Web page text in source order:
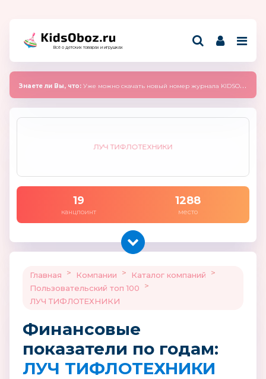
Всё о детских товарах и игрушках
Знаете ли Вы, что: Уже можно скачать новый номер журнала KIDSOBOZ 2025 (сентябрь)
ЛУЧ ТИФЛОТЕХНИКИ
19
канцпоинт
1288
место
Главная > Компании > Каталог компаний
>
Пользовательский топ 100
>
ЛУЧ ТИФЛОТЕХНИКИ
Финансовые
показатели по годам:
ЛУЧ ТИФЛОТЕХНИКИ